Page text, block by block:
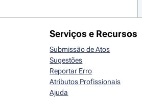
Serviços e Recursos
Submissão de Atos
Sugestões
Reportar Erro
Atributos Profissionais
Ajuda